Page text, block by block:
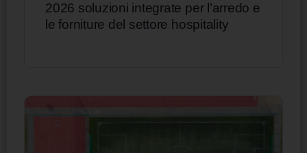
2026 soluzioni integrate per l’arredo e
le forniture del settore hospitality